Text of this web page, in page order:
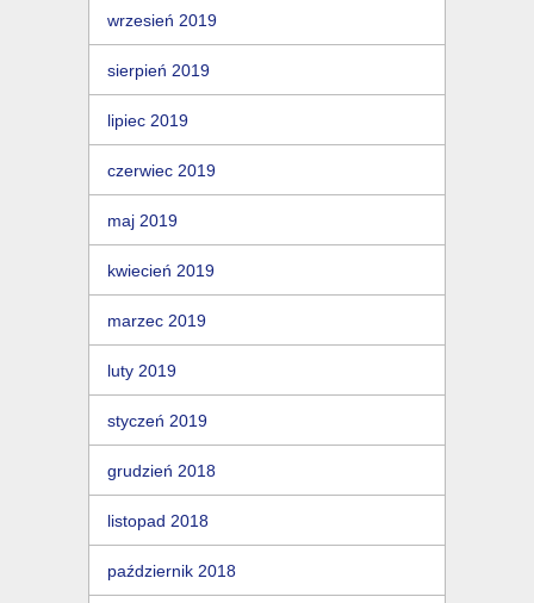
wrzesień 2019
sierpień 2019
lipiec 2019
czerwiec 2019
maj 2019
kwiecień 2019
marzec 2019
luty 2019
styczeń 2019
grudzień 2018
listopad 2018
październik 2018